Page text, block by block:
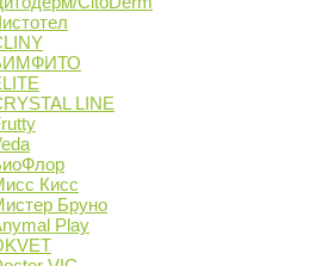
LINE
Кисс
Бруно
Play